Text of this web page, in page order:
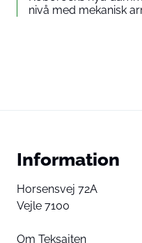
nivå med mekanisk
Information
Horsensvej 72A
Vejle 7100
Om Teksajten